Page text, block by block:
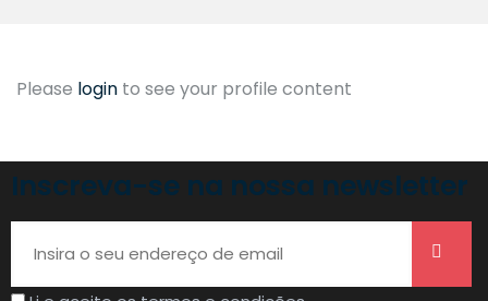
Please login to see your profile content
Inscreva-se na nossa newsletter